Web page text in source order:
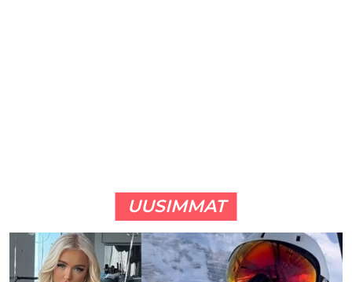
UUSIMMAT